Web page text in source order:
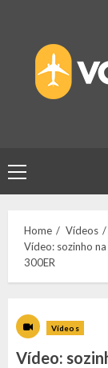
content
Primary
Menu
Home
Vídeos
Vídeo: sozinho
300ER
Vídeos
Vídeo: